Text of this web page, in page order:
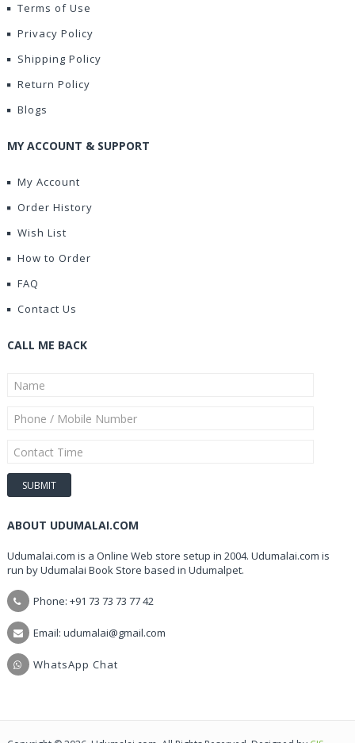
Terms of Use
Privacy Policy
Shipping Policy
Return Policy
Blogs
MY ACCOUNT & SUPPORT
My Account
Order History
Wish List
How to Order
FAQ
Contact Us
CALL ME BACK
ABOUT UDUMALAI.COM
Udumalai.com is a Online Web store setup in 2004. Udumalai.com is
run by Udumalai Book Store based in Udumalpet.
Phone: +91 73 73 73 77 42
Email: udumalai@gmail.com
WhatsApp Chat